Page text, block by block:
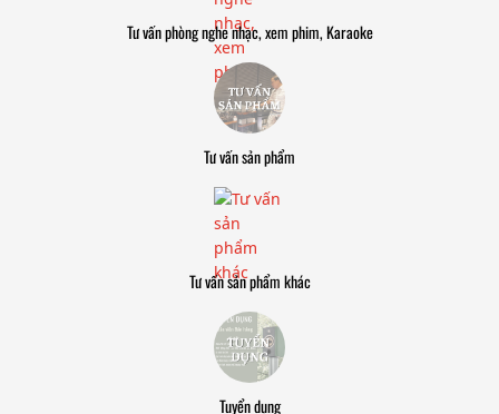
Tư vấn phòng nghe nhạc, xem phim, Karaoke
Tư vấn sản phẩm
Tư vấn sản phẩm khác
Tuyển dụng